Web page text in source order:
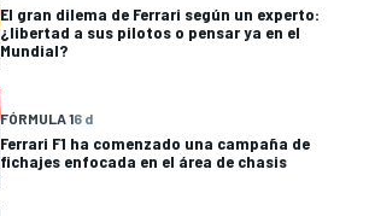
El gran dilema de Ferrari según un experto:
¿libertad a sus pilotos o pensar ya en el
Mundial?
FÓRMULA 16 d
Ferrari F1 ha comenzado una campaña de
fichajes enfocada en el área de chasis